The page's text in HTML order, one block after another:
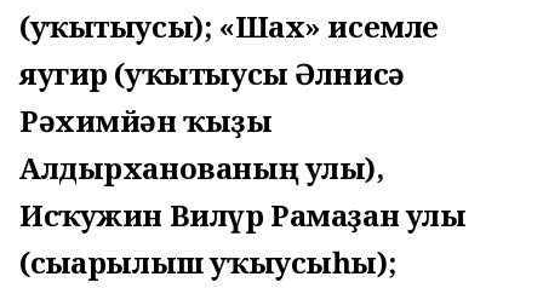
(уҡытыусы); «Шах» исемле
яугир (уҡытыусы Әлнисә
Рәхимйән ҡыҙы
Алдырханованың улы),
Исҡужин Вилүр Рамаҙан улы
(сығарылыш уҡыусыһы);